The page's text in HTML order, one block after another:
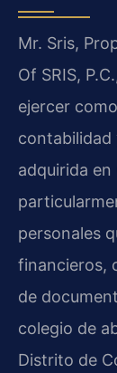
Mr. Sris,
Of SRIS,
ejercer
contabilidad
adquirida
personales
financieros,
de
colegio de
Distrito de